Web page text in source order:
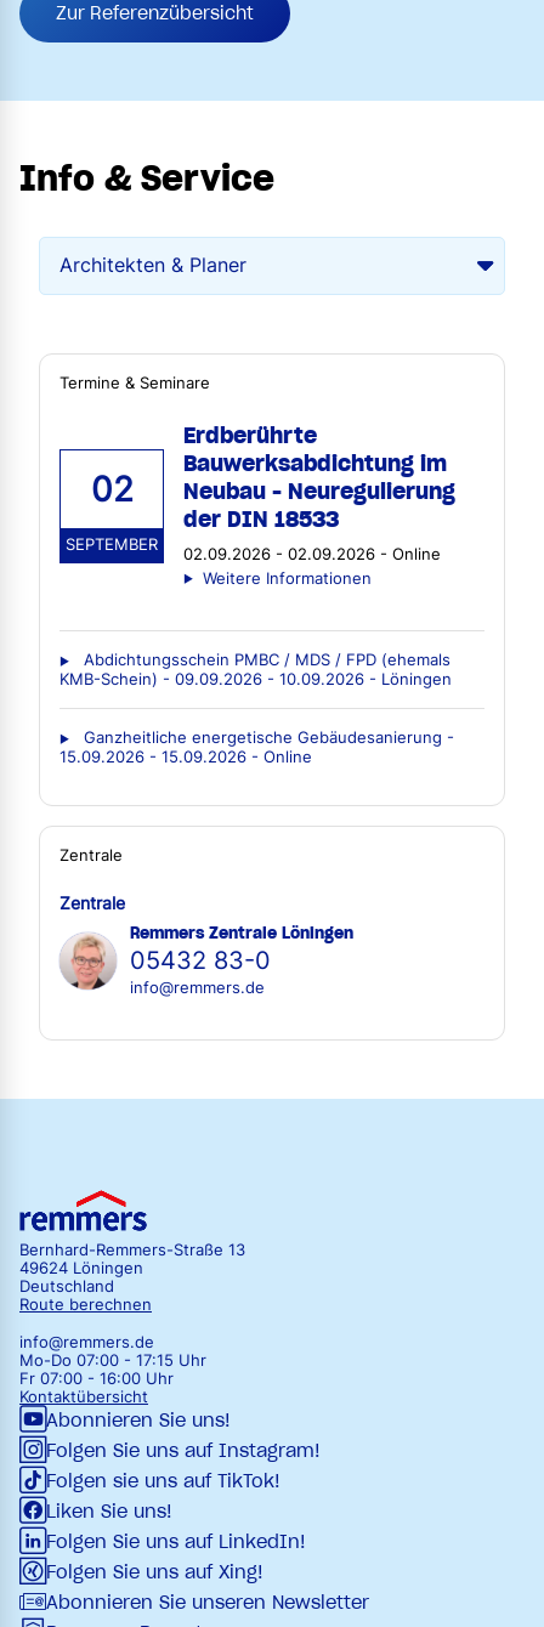
Zur Referenzübersicht
Info & Service
Termine & Seminare
02
SEPTEMBER
Erdberührte
Bauwerksabdichtung im
Neubau - Neuregulierung
der DIN 18533
02.09.2026 - 02.09.2026 - Online
Weitere Informationen
Abdichtungsschein PMBC / MDS / FPD (ehemals
KMB-Schein) - 09.09.2026 - 10.09.2026 - Löningen
Ganzheitliche energetische Gebäudesanierung -
15.09.2026 - 15.09.2026 - Online
Zentrale
Zentrale
Remmers Zentrale Löningen
05432 83-0
info@remmers.de
Bernhard-Remmers-Straße 13
49624 Löningen
Deutschland
Route berechnen
info@remmers.de
Mo-Do 07:00 - 17:15 Uhr
Fr 07:00 - 16:00 Uhr
Kontaktübersicht
Abonnieren Sie uns!
Folgen Sie uns auf Instagram!
Folgen sie uns auf TikTok!
Liken Sie uns!
Folgen Sie uns auf LinkedIn!
Folgen Sie uns auf Xing!
Abonnieren Sie unseren Newsletter